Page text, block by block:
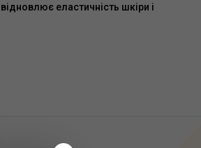
еластичність шкіри і